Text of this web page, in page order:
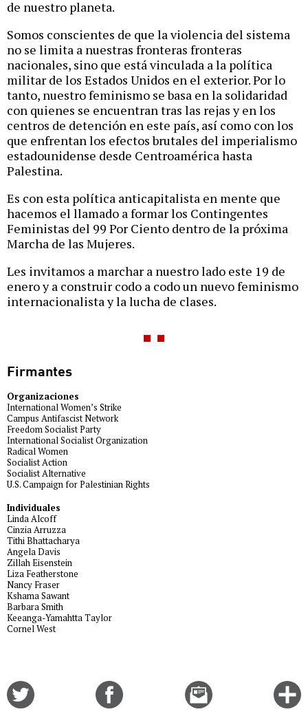
de nuestro planeta.
Somos conscientes de que la violencia del sistema
no se limita a nuestras fronteras fronteras
nacionales, sino que está vinculada a la política
militar de los Estados Unidos en el exterior. Por lo
tanto, nuestro feminismo se basa en la solidaridad
con quienes se encuentran tras las rejas y en los
centros de detención en este país, así como con los
que enfrentan los efectos brutales del imperialismo
estadounidense desde Centroamérica hasta
Palestina.
Es con esta política anticapitalista en mente que
hacemos el llamado a formar los Contingentes
Feministas del 99 Por Ciento dentro de la próxima
Marcha de las Mujeres.
Les invitamos a marchar a nuestro lado este 19 de
enero y a construir codo a codo un nuevo feminismo
internacionalista y la lucha de clases.
Firmantes
Organizaciones
International Women’s Strike
Campus Antifascist Network
Freedom Socialist Party
International Socialist Organization
Radical Women
Socialist Action
Socialist Alternative
U.S. Campaign for Palestinian Rights
Individuales
Linda Alcoff
Cinzia Arruzza
Tithi Bhattacharya
Angela Davis
Zillah Eisenstein
Liza Featherstone
Nancy Fraser
Kshama Sawant
Barbara Smith
Keeanga-Yamahtta Taylor
Cornel West
Email
this